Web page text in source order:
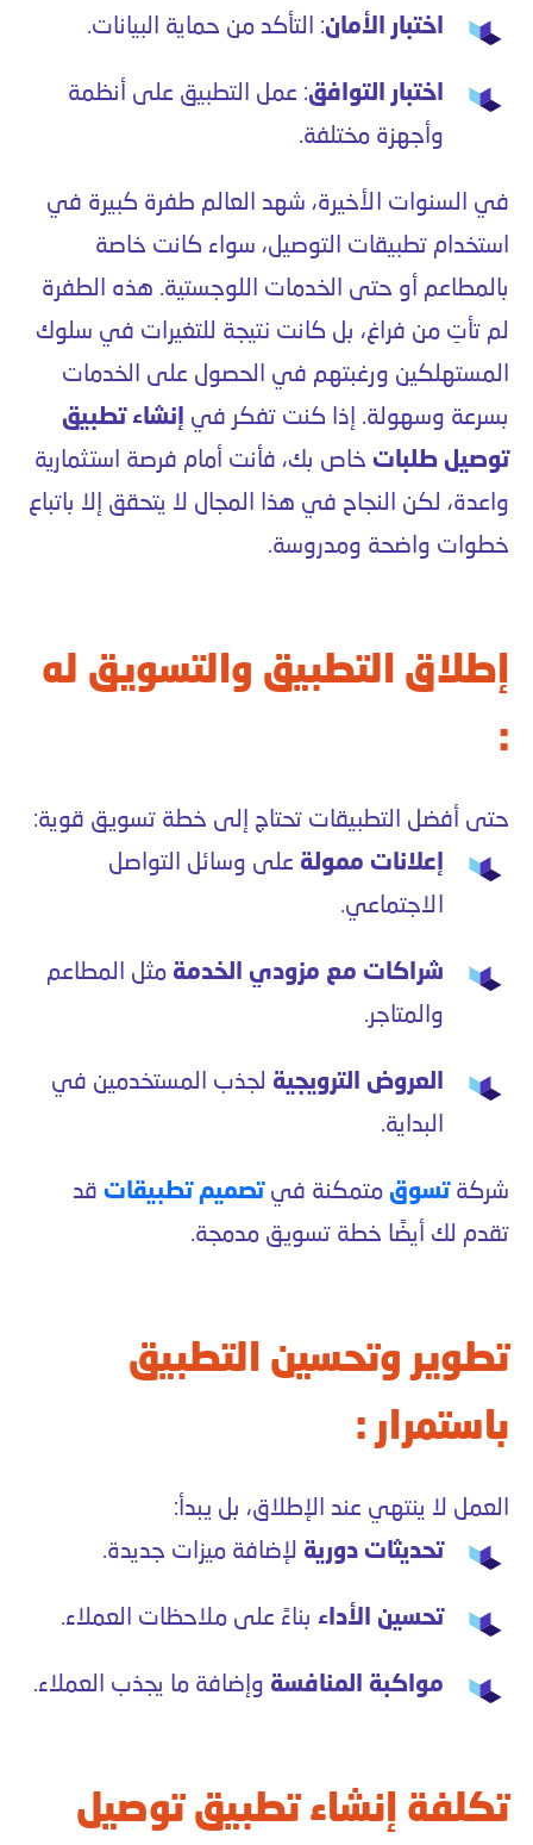
اختبار الأمان: التأكد من حماية البيانات.
اختبار التوافق: عمل التطبيق على أنظمة
وأجهزة مختلفة.
في السنوات الأخيرة، شهد العالم طفرة كبيرة في
استخدام تطبيقات التوصيل، سواء كانت خاصة
بالمطاعم أو حتى الخدمات اللوجستية. هذه الطفرة
لم تأتِ من فراغ، بل كانت نتيجة للتغيرات في سلوك
المستهلكين ورغبتهم في الحصول على الخدمات
بسرعة وسهولة. إذا كنت تفكر في
إنشاء تطبيق
توصيل طلبات خاص بك، فأنت أمام فرصة استثمارية
واعدة، لكن النجاح في هذا المجال لا يتحقق إلا باتباع
خطوات واضحة ومدروسة.
إطلاق التطبيق والتسويق له
:
حتى أفضل التطبيقات تحتاج إلى خطة تسويق قوية:
إعلانات ممولة على وسائل التواصل
الاجتماعي.
شراكات مع مزودي الخدمة مثل المطاعم
والمتاجر.
العروض الترويجية لجذب المستخدمين في
البداية.
شركةتسوق متمكنة فيتصميم تطبيقات قد
تقدم لك أيضًا خطة تسويق مدمجة.
تطوير وتحسين التطبيق
باستمرار :
العمل لا ينتهي عند الإطلاق، بل يبدأ:
تحديثات دورية لإضافة ميزات جديدة.
تحسين الأداء بناءً على ملاحظات العملاء.
مواكبة المنافسة وإضافة ما يجذب العملاء.
تكلفة إنشاء تطبيق توصيل